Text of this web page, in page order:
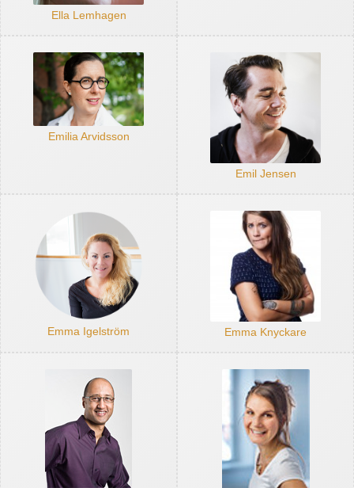
Ella Lemhagen
Emilia Arvidsson
Emil Jensen
Emma Igelström Emma Knyckare